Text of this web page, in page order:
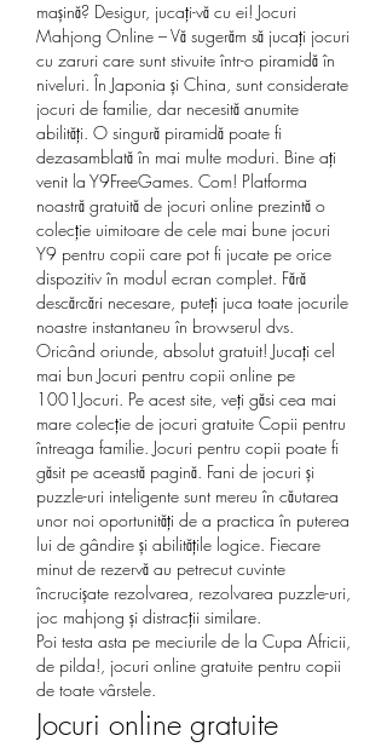
mașină? Desigur, jucați-vă cu ei! Jocuri
Mahjong Online – Vă sugerăm să jucați jocuri
cu zaruri care sunt stivuite într-o piramidă în
niveluri. În Japonia și China, sunt considerate
jocuri de familie, dar necesită anumite
abilități. O singură piramidă poate fi
dezasamblată în mai multe moduri. Bine ați
venit la Y9FreeGames. Com! Platforma
noastră gratuită de jocuri online prezintă o
colecție uimitoare de cele mai bune jocuri
Y9 pentru copii care pot fi jucate pe orice
dispozitiv în modul ecran complet. Fără
descărcări necesare, puteți juca toate jocurile
noastre instantaneu în browserul dvs.
Oricând oriunde, absolut gratuit! Jucați cel
mai bun Jocuri pentru copii online pe
1001Jocuri. Pe acest site, veți găsi cea mai
mare colecție de jocuri gratuite Copii pentru
întreaga familie. Jocuri pentru copii poate fi
găsit pe această pagină. Fani de jocuri și
puzzle-uri inteligente sunt mereu în căutarea
unor noi oportunități de a practica în puterea
lui de gândire și abilitățile logice. Fiecare
minut de rezervă au petrecut cuvinte
încrucișate rezolvarea, rezolvarea puzzle-uri,
joc mahjong și distracții similare.
Poi testa asta pe meciurile de la Cupa Africii,
de pilda!, jocuri online gratuite pentru copii
de toate vârstele.
Jocuri online gratuite